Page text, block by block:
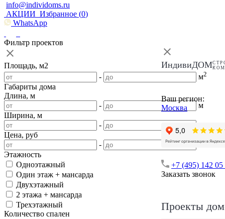
info@individoms.ru
АКЦИИ Избранное (0)
WhatsApp
ИндивиДОМ
Ваш регион:
Москва
+7 (495) 142 05
Заказать звонок
Проекты
Фильтр проектов
Площадь, м2
-
м2
Габариты дома
Длина, м
-
м
Ширина, м
-
Цена, руб
-
Этажность
Одноэтажный
Один этаж + мансарда
Двухэтажный
2 этажа + мансарда
Трехэтажный
Количество спален